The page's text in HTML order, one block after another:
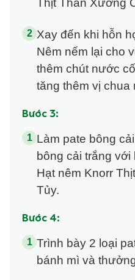
Thịt Thăn Xương
Xay đến khi hỗn
Nêm nếm lại cho
thêm chút nước
tăng thêm vị chua
Bước 3:
Làm pate bông
bông cải trắng
Hạt nêm Knorr
Tủy.
Bước 4:
Trình bày 2 loại
bánh mì và